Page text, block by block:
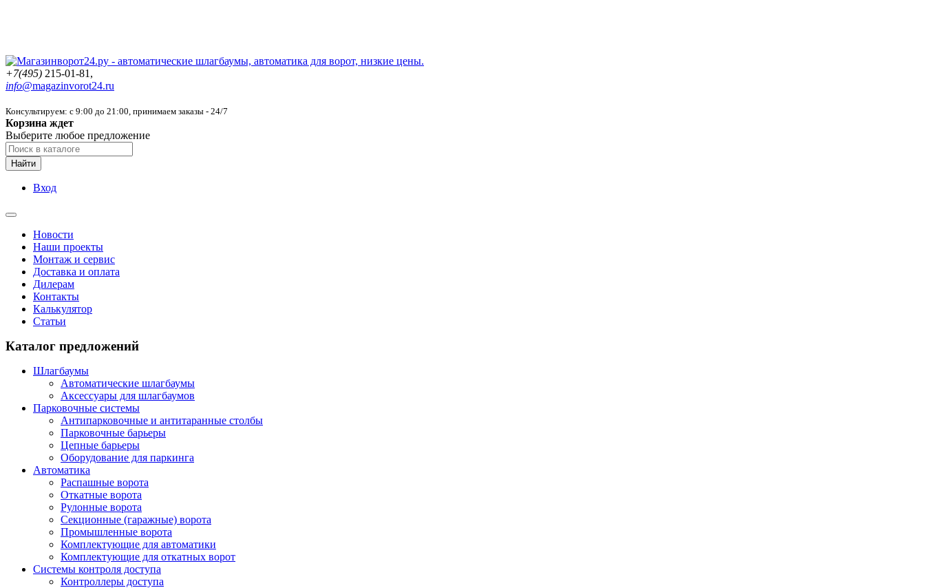
+7(495) 215-01-81,
info@magazinvorot24.ru
Консультируем: с 9:00 до 21:00, принимаем заказы - 24/7
Корзина ждет
Выберите любое предложение
Найти
Вход
Новости
Наши проекты
Монтаж и сервис
Доставка и оплата
Дилерам
Контакты
Калькулятор
Статьи
Каталог предложений
Шлагбаумы
Автоматические шлагбаумы
Аксессуары для шлагбаумов
Парковочные системы
Антипарковочные и антитаранные столбы
Парковочные барьеры
Цепные барьеры
Оборудование для паркинга
Автоматика
Распашные ворота
Откатные ворота
Рулонные ворота
Секционные (гаражные) ворота
Промышленные ворота
Комплектующие для автоматики
Комплектующие для откатных ворот
Системы контроля доступа
Контроллеры доступа